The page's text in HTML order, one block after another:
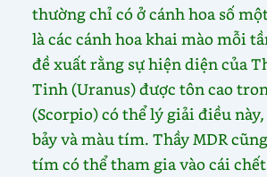
thường chỉ có ở cánh hoa số
là các cánh hoa khai mào mỗi
đề xuất rằng sự hiện diện của
Tinh (Uranus) được tôn cao
(Scorpio) có thể lý giải điều
bảy và màu tím. Thầy MDR
tím có thể tham gia vào cái